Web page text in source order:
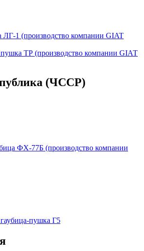
ЛГ-1 (производство компании GIAT
ТР (производство компании GIАТ
(ЧССР)
ФХ-77Б (производство компании
пушка Г5